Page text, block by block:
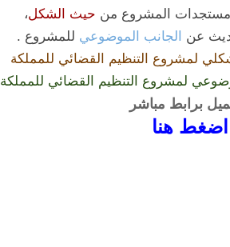
المشروع من حيث الشكل،
عن
الجانب الموضوعي للمشروع .
لمشروع التنظيم القضائي للمملكة
لمشروع التنظيم القضائي للمملكة
برابط مباشر
اضغط هنا